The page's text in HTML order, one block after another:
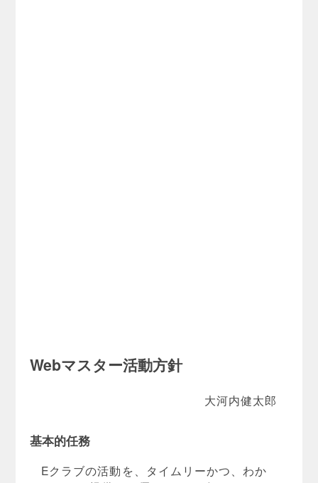
Webマスター活動方針
大河内健太郎
基本的任務
Eクラブの活動を、タイムリーかつ、わか